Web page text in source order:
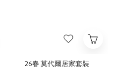
26春 莫代爾居家套裝